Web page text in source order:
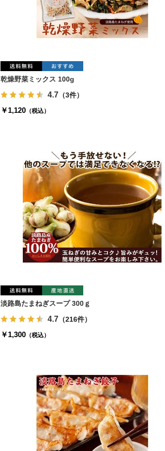
乾燥野菜ミックス 100g
4.7 （3件）
￥1,120 （税込）
淡路島たまねぎスープ 300ｇ
4.7 （216件）
￥1,300 （税込）